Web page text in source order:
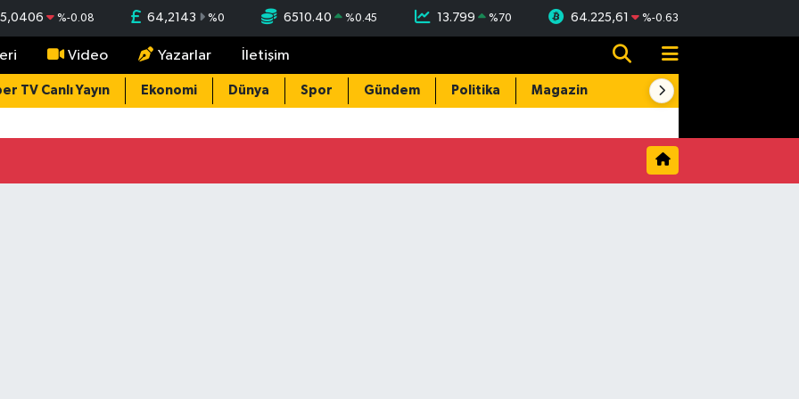
%-0.08 64,2143 %0 6510.40 %0.45 13.799 %70 64.225,61 %-0.63
Video Yazarlar İletişim
TV Canlı Yayın Ekonomi Dünya Spor Gündem Politika Magazin Resmi İlanlar